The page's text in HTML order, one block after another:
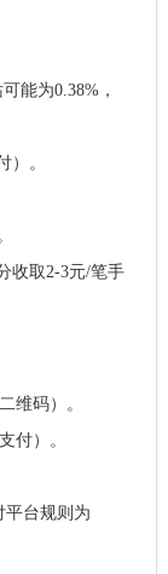
能为0.38%，
）。
收取2-3元/笔手
维码）。
付）。
平台规则为